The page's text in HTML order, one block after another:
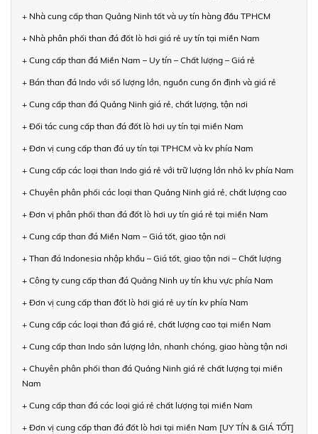
+ Nhà cung cấp than Quảng Ninh tốt và uy tín hàng đầu TPHCM
+ Nhà phân phối than đá đốt lò hơi giá rẻ uy tín tại miền Nam
+ Cung cấp than đá Miền Nam – Uy tín – Chất lượng – Giá rẻ
+ Bán than đá Indo với số lượng lớn, nguồn cung ổn định và giá rẻ
+ Cung cấp than đá Quảng Ninh giá rẻ, chất lượng, tận nơi
+ Đối tác cung cấp than đá đốt lò hơi uy tín tại miền Nam
+ Đơn vị cung cấp than đá uy tín tại TPHCM và kv phía Nam
+ Cung cấp các loại than Indo giá rẻ với trữ lượng lớn nhỏ kv phía Nam
+ Chuyên phân phối các loại than Quảng Ninh giá rẻ, chất lượng cao
+ Đơn vị phân phối than đá đốt lò hơi uy tín giá rẻ tại miền Nam
+ Cung cấp than đá Miền Nam – Giá tốt, giao tận nơi
+ Than đá Indonesia nhập khẩu – Giá tốt, giao tận nơi – Chất lượng
+ Công ty cung cấp than đá Quảng Ninh uy tín khu vực phía Nam
+ Đơn vị cung cấp than đốt lò hơi giá rẻ uy tín kv phía Nam
+ Cung cấp các loại than đá giá rẻ, chất lượng cao tại miền Nam
+ Cung cấp than Indo sản lượng lớn, nhanh chóng, giao hàng tận nơi
+ Chuyên phân phối than đá Quảng Ninh giá rẻ chất lượng tại miền
Nam
+ Cung cấp than đá các loại giá rẻ chất lượng tại miền Nam
+ Đơn vị cung cấp than đá đốt lò hơi tại miền Nam [UY TÍN & GIÁ TỐT]